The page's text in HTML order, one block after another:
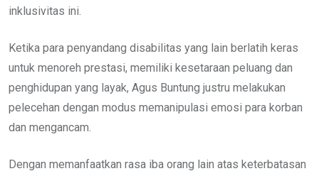
inklusivitas ini.
Ketika para penyandang disabilitas yang lain berlatih keras
untuk menoreh prestasi, memiliki kesetaraan peluang dan
penghidupan yang layak, Agus Buntung justru melakukan
pelecehan dengan modus memanipulasi emosi para korban
dan mengancam.
Dengan memanfaatkan rasa iba orang lain atas keterbatasan